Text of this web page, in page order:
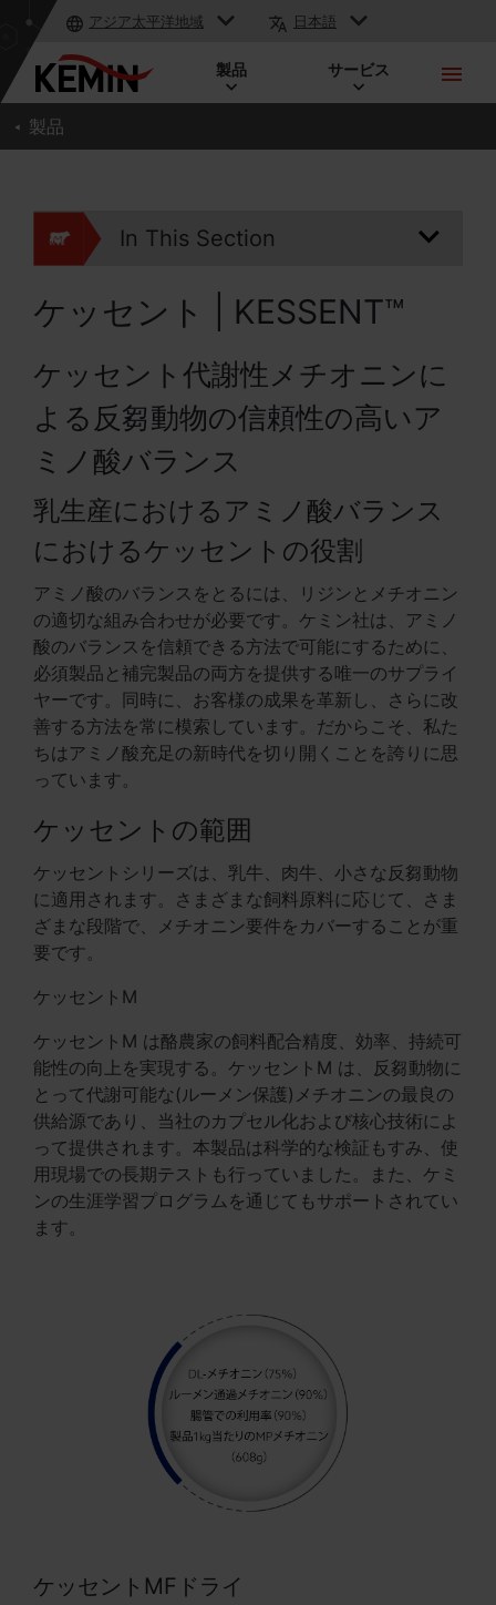
アジア太平洋地域 日本語
製品 サービス
製品
In This Section
ケッセント | KESSENT™
ケッセント代謝性メチオニンに
よる反芻動物の信頼性の高いア
ミノ酸バランス
乳生産におけるアミノ酸バランス
におけるケッセントの役割
アミノ酸のバランスをとるには、リジンとメチオニン
の適切な組み合わせが必要です。ケミン社は、アミノ
酸のバランスを信頼できる方法で可能にするために、
必須製品と補完製品の両方を提供する唯一のサプライ
ヤーです。同時に、お客様の成果を革新し、さらに改
善する方法を常に模索しています。だからこそ、私た
ちはアミノ酸充足の新時代を切り開くことを誇りに思
っています。
ケッセントの範囲
ケッセントシリーズは、乳牛、肉牛、小さな反芻動物
に適用されます。さまざまな飼料原料に応じて、さま
ざまな段階で、メチオニン要件をカバーすることが重
要です。
ケッセントM
ケッセントM は酪農家の飼料配合精度、効率、持続可
能性の向上を実現する。ケッセントM は、反芻動物に
とって代謝可能な(ルーメン保護)メチオニンの最良の
供給源であり、当社のカプセル化および核心技術によ
って提供されます。本製品は科学的な検証もすみ、使
用現場での長期テストも行っていました。また、ケミ
ンの生涯学習プログラムを通じてもサポートされてい
ます。
ケッセントMFドライ